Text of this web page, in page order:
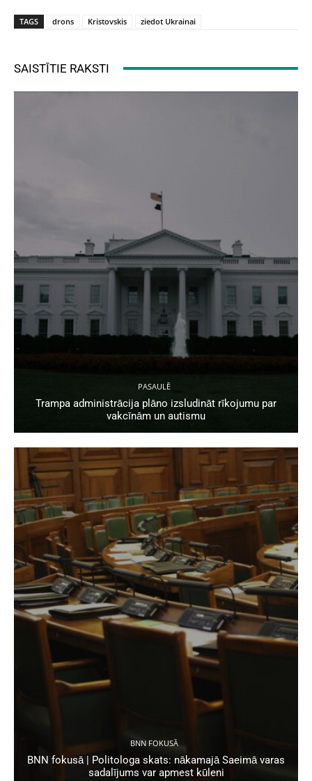
TAGS drons Kristovskis ziedot Ukrainai
SAISTĪTIE RAKSTI
PASAULĒ
Trampa administrācija plāno izsludināt rīkojumu par
vakcīnām un autismu
BNN FOKUSĀ
BNN fokusā | Politologa skats: nākamajā Saeimā varas
sadalījums var apmest kūleni